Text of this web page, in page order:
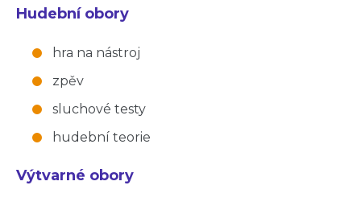
Hudební obory
hra na nástroj
zpěv
sluchové testy
hudební teorie
Výtvarné obory